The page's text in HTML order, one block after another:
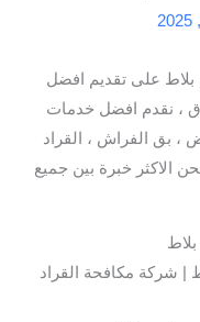
على تقديم افضل
، نقدم افضل خدمات
، بق الفراش ، القراد
الاكثر خبرة بين جميع
| شركة مكافحة القراد